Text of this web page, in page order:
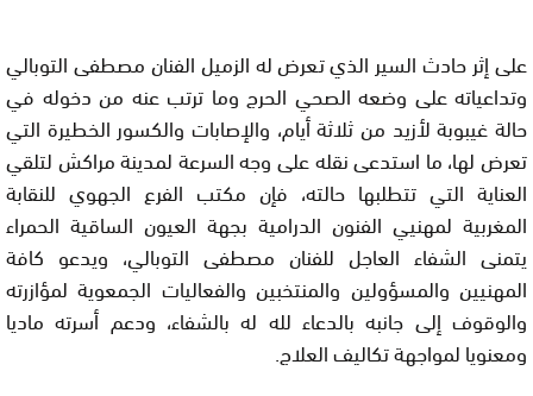
على إثر حادث السير الذي تعرض له الزميل الفنان مصطفى التوبالي
وتداعياته على وضعه الصحي الحرج وما ترتب عنه من دخوله في
حالة غيبوبة لأزيد من ثلاثة أيام، والإصابات والكسور الخطيرة التي
تعرض لها، ما استدعى نقله على وجه السرعة لمدينة مراكش لتلقي
العناية التي تتطلبها حالته، فإن مكتب الفرع الجهوي للنقابة
المغربية لمهنيي الفنون الدرامية بجهة العيون الساقية الحمراء
يتمنى الشفاء العاجل للفنان مصطفى التوبالي، ويدعو كافة
المهنيين والمسؤولين والمنتخبين والفعاليات الجمعوية لمؤازرته
والوقوف إلى جانبه بالدعاء لله له بالشفاء، ودعم أسرته ماديا
ومعنويا لمواجهة تكاليف العلاج.